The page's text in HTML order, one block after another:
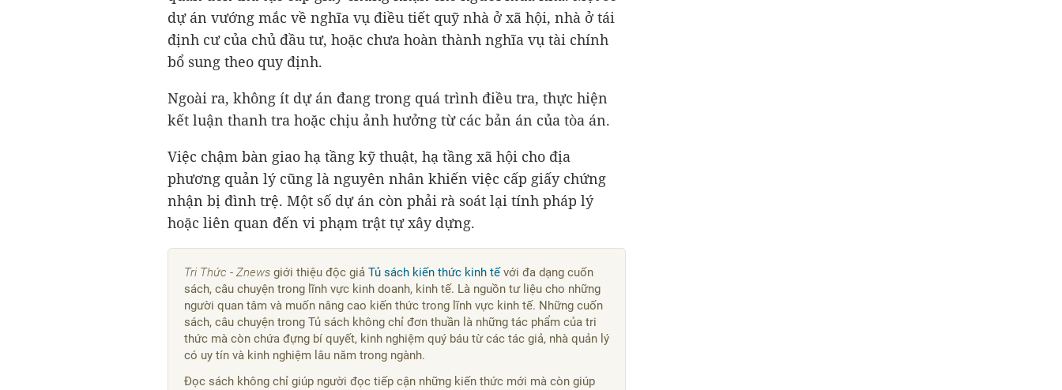
dự án vướng mắc về nghĩa vụ điều tiết quỹ nhà ở xã hội, nhà ở tái
định cư của chủ đầu tư, hoặc chưa hoàn thành nghĩa vụ tài chính
bổ sung theo quy định.
Ngoài ra, không ít dự án đang trong quá trình điều tra, thực hiện
kết luận thanh tra hoặc chịu ảnh hưởng từ các bản án của tòa án.
Việc chậm bàn giao hạ tầng kỹ thuật, hạ tầng xã hội cho địa
phương quản lý cũng là nguyên nhân khiến việc cấp giấy chứng
nhận bị đình trệ. Một số dự án còn phải rà soát lại tính pháp lý
hoặc liên quan đến vi phạm trật tự xây dựng.
Tri Thức - Znews giới thiệu độc giả Tủ sách kiến thức kinh tếvới đa dạng cuốn
sách, câu chuyện trong lĩnh vực kinh doanh, kinh tế. Là nguồn tư liệu cho những
người quan tâm và muốn nâng cao kiến thức trong lĩnh vực kinh tế. Những cuốn
sách, câu chuyện trong Tủ sách không chỉ đơn thuần là những tác phẩm của tri
thức mà còn chứa đựng bí quyết, kinh nghiệm quý báu từ các tác giả, nhà quản lý
có uy tín và kinh nghiệm lâu năm trong ngành.
Đọc sách không chỉ giúp người đọc tiếp cận những kiến thức mới mà còn giúp